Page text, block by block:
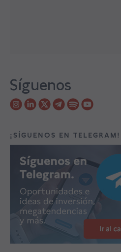
Síguenos
¡SÍGUENOS EN TELEGRAM!